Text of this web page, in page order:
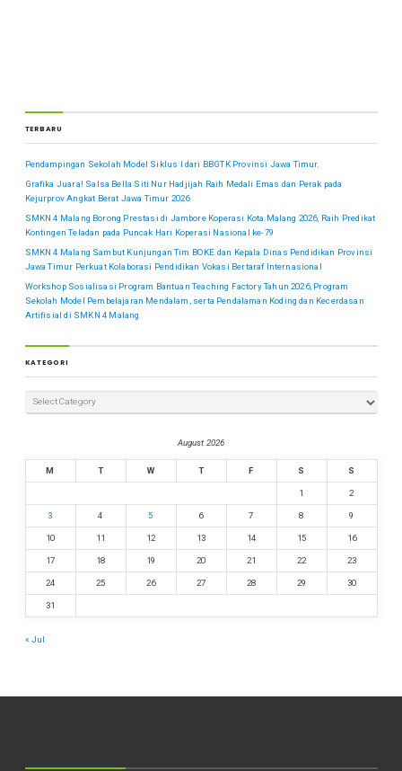
TERBARU
Pendampingan Sekolah Model Siklus I dari BBGTK Provinsi Jawa Timur.
Grafika Juara! Salsa Bella Siti Nur Hadjijah Raih Medali Emas dan Perak pada
Kejurprov Angkat Berat Jawa Timur 2026
SMKN 4 Malang Borong Prestasi di Jambore Koperasi Kota Malang 2026, Raih Predikat
Kontingen Teladan pada Puncak Hari Koperasi Nasional ke-79
SMKN 4 Malang Sambut Kunjungan Tim BOKE dan Kepala Dinas Pendidikan Provinsi
Jawa Timur Perkuat Kolaborasi Pendidikan Vokasi Bertaraf Internasional
Workshop Sosialisasi Program Bantuan Teaching Factory Tahun 2026, Program
Sekolah Model Pembelajaran Mendalam, serta Pendalaman Koding dan Kecerdasan
Artifisial di SMKN 4 Malang
KATEGORI
August 2026
M T W T F S S
1 2
3 4 5 6 7 8 9
10 11 12 13 14 15 16
17 18 19 20 21 22 23
24 25 26 27 28 29 30
31
« Jul